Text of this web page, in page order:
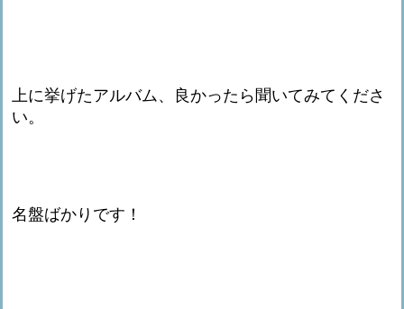
上に挙げたアルバム、良かったら聞いてみてくださ
い。
名盤ばかりです！